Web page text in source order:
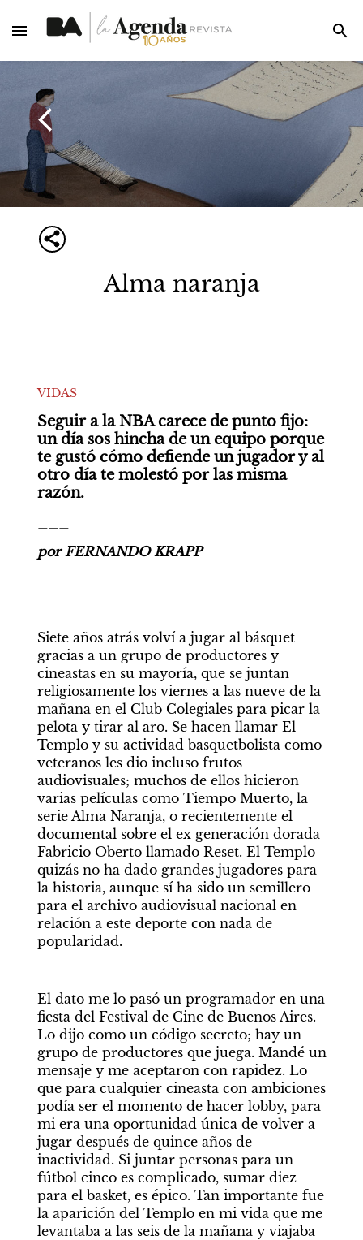
Alma naranja
VIDAS
Seguir a la NBA carece de punto fijo:
un día sos hincha de un equipo porque
te gustó cómo defiende un jugador y al
otro día te molestó por las misma
razón.
por FERNANDO KRAPP
Siete años atrás volví a jugar al básquet
gracias a un grupo de productores y
cineastas en su mayoría, que se juntan
religiosamente los viernes a las nueve de la
mañana en el Club Colegiales para picar la
pelota y tirar al aro. Se hacen llamar El
Templo y su actividad basquetbolista como
veteranos les dio incluso frutos
audiovisuales; muchos de ellos hicieron
varias películas como Tiempo Muerto, la
serie Alma Naranja, o recientemente el
documental sobre el ex generación dorada
Fabricio Oberto llamado Reset. El Templo
quizás no ha dado grandes jugadores para
la historia, aunque sí ha sido un semillero
para el archivo audiovisual nacional en
relación a este deporte con nada de
popularidad.
El dato me lo pasó un programador en una
fiesta del Festival de Cine de Buenos Aires.
Lo dijo como un código secreto; hay un
grupo de productores que juega. Mandé un
mensaje y me aceptaron con rapidez. Lo
que para cualquier cineasta con ambiciones
podía ser el momento de hacer lobby, para
mi era una oportunidad única de volver a
jugar después de quince años de
inactividad. Si juntar personas para un
fútbol cinco es complicado, sumar diez
para el basket, es épico. Tan importante fue
la aparición del Templo en mi vida que me
levantaba a las seis de la mañana y viajaba